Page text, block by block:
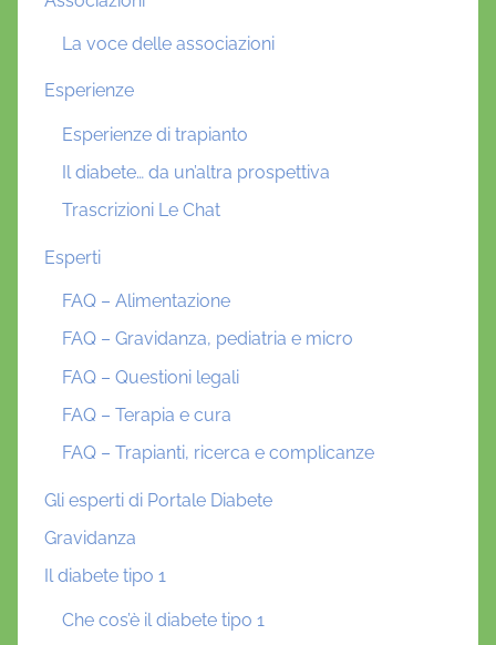
La voce delle associazioni
Esperienze
Esperienze di trapianto
Il diabete… da un’altra prospettiva
Trascrizioni Le Chat
Esperti
FAQ – Alimentazione
FAQ – Gravidanza, pediatria e micro
FAQ – Questioni legali
FAQ – Terapia e cura
FAQ – Trapianti, ricerca e complicanze
Gli esperti di Portale Diabete
Gravidanza
Il diabete tipo 1
Che cos’è il diabete tipo 1